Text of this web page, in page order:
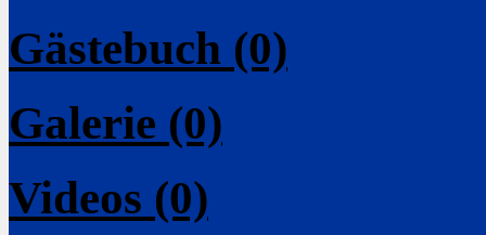
Gästebuch (0)
Galerie (0)
Videos (0)